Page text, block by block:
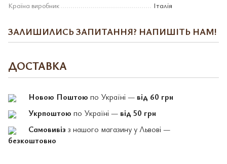
Країна виробник
Італія
ЗАЛИШИЛИСЬ ЗАПИТАННЯ? НАПИШІТЬ НАМ!
ДОСТАВКА
Новою Поштою по Україні — від 60 грн
Укрпоштою по Україні — від 50 грн
Самовивіз з нашого магазину у Львові —
безкоштовно